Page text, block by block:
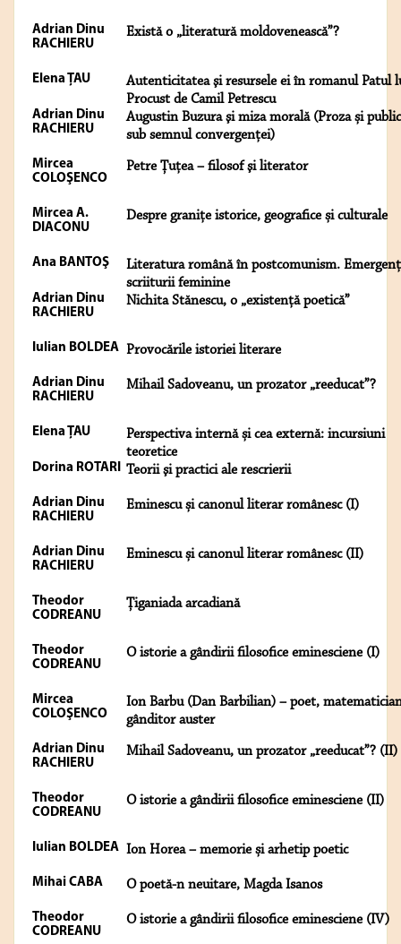
Adrian Dinu
RACHIERU
Există o „literatură moldovenească”?
Elena ŢAU
Autenticitatea şi resursele ei în romanul Patul
Procust de Camil Petrescu
Adrian Dinu
RACHIERU
Augustin Buzura şi miza morală (Proza și
sub semnul convergenței)
Mircea
COLOŞENCO
Petre Țuţea – filosof şi literator
Mircea A.
DIACONU
Despre granițe istorice, geografice și culturale
Ana BANTOŞ
Literatura română în postcomunism.
scriiturii feminine
Adrian Dinu
RACHIERU
Nichita Stănescu, o „existență poetică”
Iulian BOLDEA Provocările istoriei literare
Adrian Dinu
RACHIERU
Mihail Sadoveanu, un prozator „reeducat”?
Elena ŢAU
Perspectiva internă și cea externă: incursiuni
teoretice
Dorina ROTARI Teorii şi practici ale rescrierii
Adrian Dinu
RACHIERU
Eminescu și canonul literar românesc (I)
Adrian Dinu
RACHIERU
Eminescu și canonul literar românesc (II)
Theodor
CODREANU
Țiganiada arcadiană
Theodor
CODREANU
O istorie a gândirii filosofice eminesciene (I)
Mircea
COLOŞENCO
Ion Barbu (Dan Barbilian) – poet,
gânditor auster
Adrian Dinu
RACHIERU
Mihail Sadoveanu, un prozator „reeducat”? (II)
Theodor
CODREANU
O istorie a gândirii filosofice eminesciene (II)
Iulian BOLDEA Ion Horea – memorie și arhetip poetic
Mihai CABA O poetă-n neuitare, Magda Isanos
Theodor
CODREANU
O istorie a gândirii filosofice eminesciene (IV)